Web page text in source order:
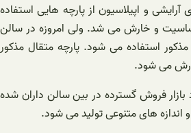
و اپیلاسیون از پارچه هایی استفاده
و خارش می شد. ولی امروزه در سالن
استفاده می شود. پارچه متقال مذکور
می شود.
فروش گسترده در بین سالن داران شده
های متنوعی تولید می شود.